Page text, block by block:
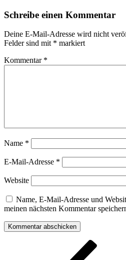
Schreibe einen Kommentar
Deine E-Mail-Adresse wird nicht
Felder sind mit * markiert
Kommentar *
Name *
E-Mail-Adresse *
Website
Name, E-Mail-Adresse und
meinen nächsten Kommentar
Beitragsnavigation